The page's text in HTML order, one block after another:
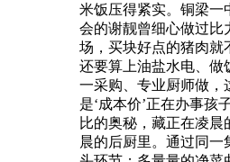
米饭压得紧实。铜梁一
会的谢靓曾细心做过比
场，买块好点的猪肉就
还要算上油盐水电、做
一采购、专业厨师做，
是‘成本价’正在办事孩
比的奥秘，藏正在凌晨
晨的后厨里。通过同一